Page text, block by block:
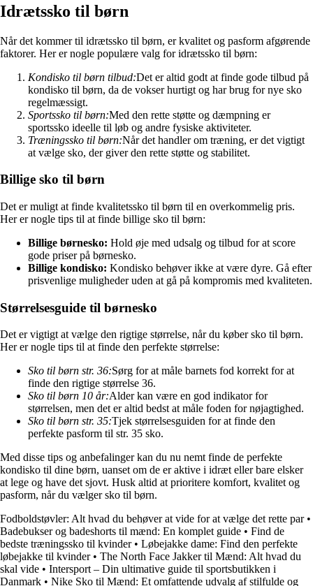
Idrætssko til børn
Når det kommer til idrætssko til børn, er kvalitet og pasform afgørende
faktorer. Her er nogle populære valg for idrætssko til børn:
Kondisko til børn tilbud:Det er altid godt at finde gode tilbud på
kondisko til børn, da de vokser hurtigt og har brug for nye sko
regelmæssigt.
Sportssko til børn:Med den rette støtte og dæmpning er
sportssko ideelle til løb og andre fysiske aktiviteter.
Træningssko til børn:Når det handler om træning, er det vigtigt
at vælge sko, der giver den rette støtte og stabilitet.
Billige sko til børn
Det er muligt at finde kvalitetssko til børn til en overkommelig pris.
Her er nogle tips til at finde billige sko til børn:
Billige børnesko: Hold øje med udsalg og tilbud for at score
gode priser på børnesko.
Billige kondisko: Kondisko behøver ikke at være dyre. Gå efter
prisvenlige muligheder uden at gå på kompromis med kvaliteten.
Størrelsesguide til børnesko
Det er vigtigt at vælge den rigtige størrelse, når du køber sko til børn.
Her er nogle tips til at finde den perfekte størrelse:
Sko til børn str. 36:Sørg for at måle barnets fod korrekt for at
finde den rigtige størrelse 36.
Sko til børn 10 år:Alder kan være en god indikator for
størrelsen, men det er altid bedst at måle foden for nøjagtighed.
Sko til børn str. 35:Tjek størrelsesguiden for at finde den
perfekte pasform til str. 35 sko.
Med disse tips og anbefalinger kan du nu nemt finde de perfekte
kondisko til dine børn, uanset om de er aktive i idræt eller bare elsker
at lege og have det sjovt. Husk altid at prioritere komfort, kvalitet og
pasform, når du vælger sko til børn.
Fodboldstøvler: Alt hvad du behøver at vide for at vælge det rette par•
Badebukser og badeshorts til mænd: En komplet guide • Find de
bedste træningssko til kvinder• Løbejakke dame: Find den perfekte
løbejakke til kvinder• The North Face Jakker til Mænd: Alt hvad du
skal vide • Intersport – Din ultimative guide til sportsbutikken i
Danmark • Nike Sko til Mænd: Et omfattende udvalg af stilfulde og